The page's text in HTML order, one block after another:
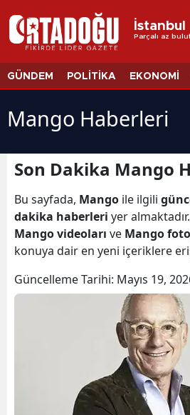
İstanbul
Parçalı az
Adana
Ağrı
Antalya
Artvin
Aydın
Balıkesir
Bilecik
Bingöl
Bitlis
GÜNDEM POLİTİKA EKONOMİ
Mango Haberleri
Son Dakika Mango
Bu sayfada, Mango ile ilgili
dakika haberleri yer almaktadır.
Mango videoları ve Mango
konuya dair en yeni içeriklere
Güncelleme Tarihi: Mayıs 19,